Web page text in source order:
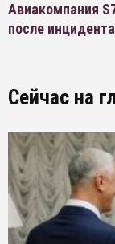
Авиакомпания
после
Сейчас на